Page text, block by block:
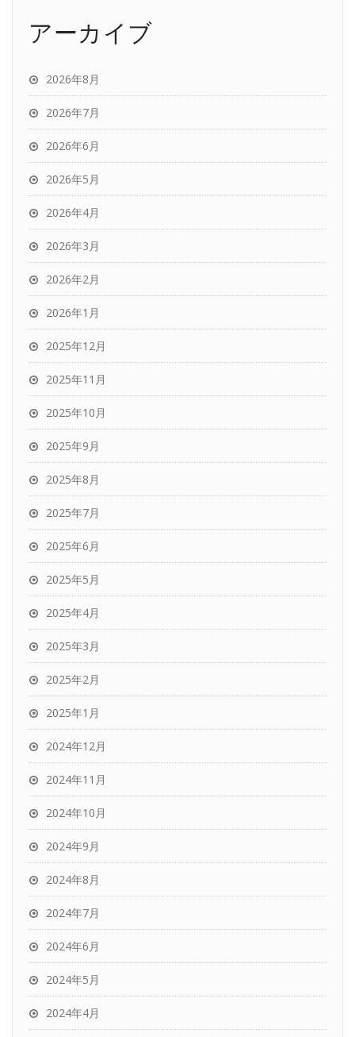
アーカイブ
2026年8月
2026年7月
2026年6月
2026年5月
2026年4月
2026年3月
2026年2月
2026年1月
2025年12月
2025年11月
2025年10月
2025年9月
2025年8月
2025年7月
2025年6月
2025年5月
2025年4月
2025年3月
2025年2月
2025年1月
2024年12月
2024年11月
2024年10月
2024年9月
2024年8月
2024年7月
2024年6月
2024年5月
2024年4月